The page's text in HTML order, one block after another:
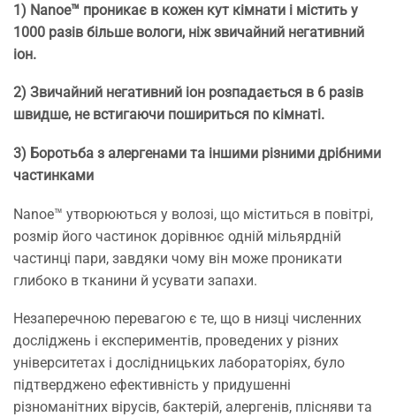
1) Nanoe™ проникає в кожен кут кімнати і містить у
1000 разів більше вологи, ніж звичайний негативний
іон.
2) Звичайний негативний іон розпадається в 6 разів
швидше, не встигаючи пошириться по кімнаті.
3) Боротьба з алергенами та іншими різними дрібними
частинками
Nanoe™ утворюються у волозі, що міститься в повітрі,
розмір його частинок дорівнює одній мільярдній
частинці пари, завдяки чому він може проникати
глибоко в тканини й усувати запахи.
Незаперечною перевагою є те, що в низці численних
досліджень і експериментів, проведених у різних
університетах і дослідницьких лабораторіях, було
підтверджено ефективність у придушенні
різноманітних вірусів, бактерій, алергенів, плісняви та